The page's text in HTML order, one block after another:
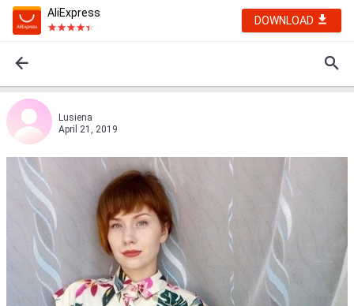
AliExpress
DOWNLOAD
Lusiеna
April 21, 2019